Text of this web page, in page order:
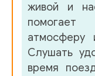
живой и
помогает
атмосферу
Слушать
время